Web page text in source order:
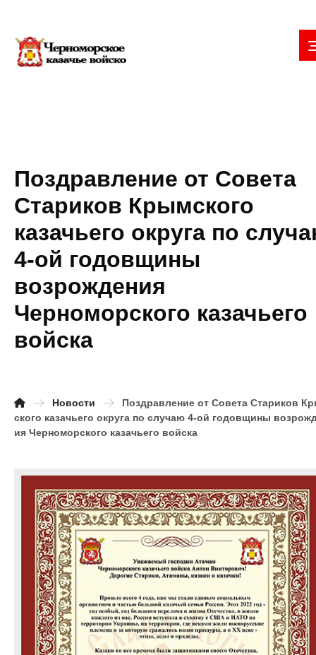
Поздравление от Совета
Стариков Крымского
казачьего округа по
4-ой годовщины
возрождения
Черноморского казачьего
войска
Новости
Поздравление от Совета Стариков
ского казачьего округа по случаю 4-ой годовщины
ия Черноморского казачьего войска